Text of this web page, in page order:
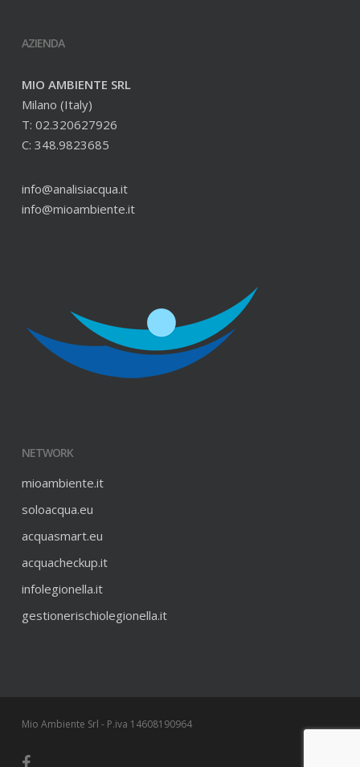
AZIENDA
MIO AMBIENTE SRL
Milano (Italy)
T: 02.320627926
C: 348.9823685
info@analisiacqua.it
info@mioambiente.it
NETWORK
mioambiente.it
soloacqua.eu
acquasmart.eu
acquacheckup.it
infolegionella.it
gestionerischiolegionella.it
Mio Ambiente Srl - P.iva 14608190964
facebook